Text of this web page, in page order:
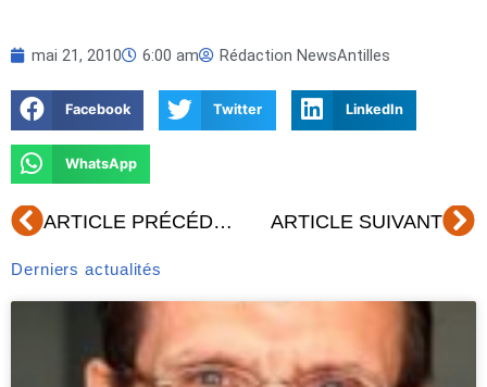
mai 21, 2010 6:00 am Rédaction NewsAntilles
Facebook Twitter LinkedIn
WhatsApp
Précédent ARTICLE PRÉCÉDENT ARTICLE SUIVANT
Derniers actualités